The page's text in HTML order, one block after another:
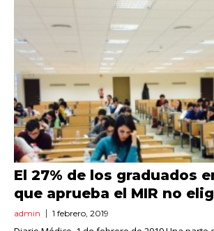
El 27% de los graduados
que aprueba el MIR no
admin 1 febrero, 2019